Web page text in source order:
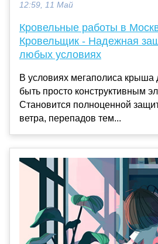
12:59, 11 Май
Кровельные работы в
Кровельщик - Надежная
любых условиях
В условиях мегаполиса крыша
быть просто конструктивным
Становится полноценной
ветра, перепадов тем...